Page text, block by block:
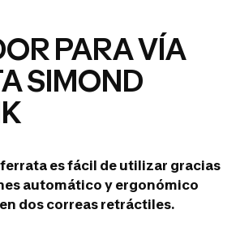
PARA VÍA
SIMOND
ferrata es fácil de utilizar gracias
automático y ergonómico
dos correas retráctiles.